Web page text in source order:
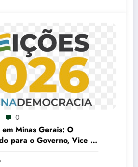
0
Minas Gerais: O
para o Governo, Vice e